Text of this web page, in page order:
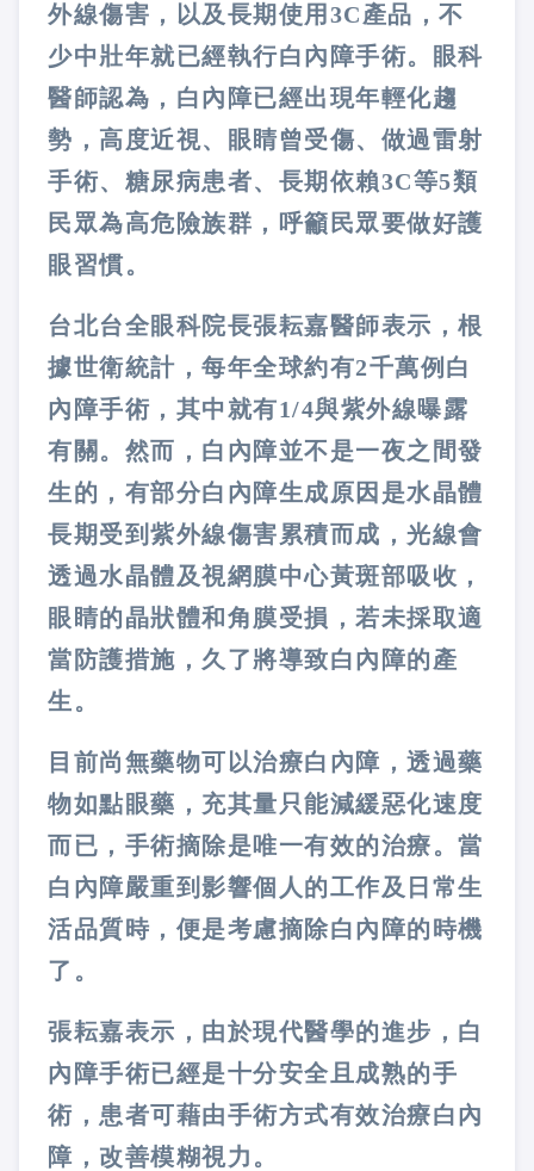
外線傷害，以及長期使用3C產品，不
少中壯年就已經執行白內障手術。眼科
醫師認為，白內障已經出現年輕化趨
勢，高度近視、眼睛曾受傷、做過雷射
手術、糖尿病患者、長期依賴3C等5類
民眾為高危險族群，呼籲民眾要做好護
眼習慣。
台北台全眼科院長張耘嘉醫師表示，根
據世衛統計，每年全球約有2千萬例白
內障手術，其中就有1/4與紫外線曝露
有關。然而，白內障並不是一夜之間發
生的，有部分白內障生成原因是水晶體
長期受到紫外線傷害累積而成，光線會
透過水晶體及視網膜中心黃斑部吸收，
眼睛的晶狀體和角膜受損，若未採取適
當防護措施，久了將導致白內障的產
生。
目前尚無藥物可以治療白內障，透過藥
物如點眼藥，充其量只能減緩惡化速度
而已，手術摘除是唯一有效的治療。當
白內障嚴重到影響個人的工作及日常生
活品質時，便是考慮摘除白內障的時機
了。
張耘嘉表示，由於現代醫學的進步，白
內障手術已經是十分安全且成熟的手
術，患者可藉由手術方式有效治療白內
障，改善模糊視力。